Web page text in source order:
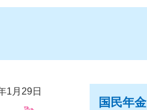
1月29日
国民年金